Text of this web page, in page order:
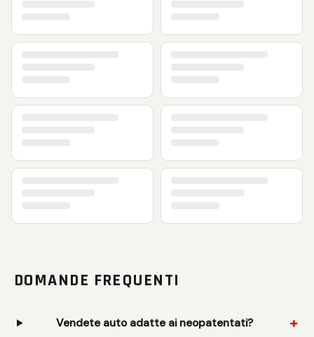
DOMANDE FREQUENTI
Vendete auto adatte ai neopatentati?